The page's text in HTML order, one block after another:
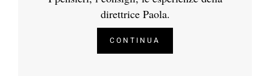
direttrice Paola.
CONTINUA